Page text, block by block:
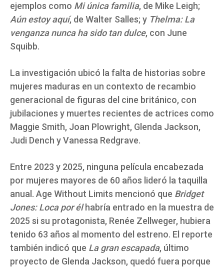
ejemplos como Mi única familia, de Mike Leigh;
Aún estoy aquí, de Walter Salles; y Thelma: La
venganza nunca ha sido tan dulce, con June
Squibb.
La investigación ubicó la falta de historias sobre
mujeres maduras en un contexto de recambio
generacional de figuras del cine británico, con
jubilaciones y muertes recientes de actrices como
Maggie Smith, Joan Plowright, Glenda Jackson,
Judi Dench y Vanessa Redgrave.
Entre 2023 y 2025, ninguna película encabezada
por mujeres mayores de 60 años lideró la taquilla
anual. Age Without Limits mencionó que Bridget
Jones: Loca por élhabría entrado en la muestra de
2025 si su protagonista, Renée Zellweger, hubiera
tenido 63 años al momento del estreno. El reporte
también indicó que La gran escapada, último
proyecto de Glenda Jackson, quedó fuera porque